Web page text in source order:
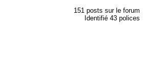
151 posts sur le forum
Identifié 43 polices